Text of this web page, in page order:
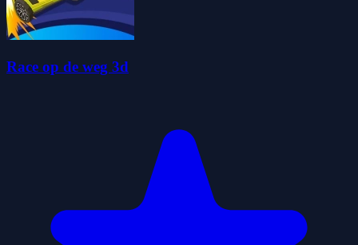
Race op de weg 3d